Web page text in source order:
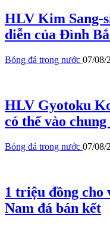
HLV Kim Sang-
diễn của Đình
Bóng đá trong nước 07/08/
HLV Gyotoku
có thể vào
Bóng đá trong nước 07/08/
1 triệu đồng cho
Nam đá bán kết